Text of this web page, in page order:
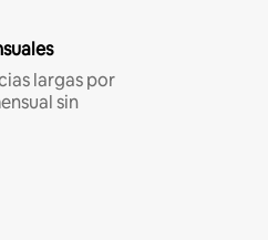
largas por
sin